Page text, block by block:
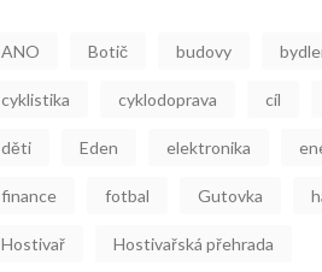
ANO Botič budovy
cyklistika cyklodoprava cíl
děti Eden elektronika
finance fotbal Gutovka
Hostivař Hostivařská přehrada